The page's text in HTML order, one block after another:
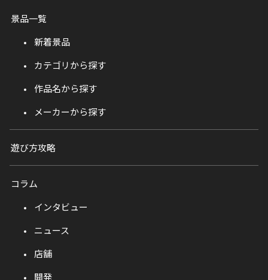
景品一覧
新着景品
カテゴリから探す
作品名から探す
メーカーから探す
遊び方攻略
コラム
インタビュー
ニュース
店舗
開発